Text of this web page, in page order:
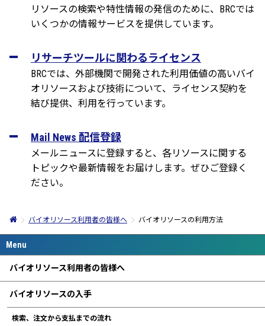
バイオリソース利用者の皆様へ
バイオリソースの入手
検索、注文から支払までの流れ
リソースの検索や特性情報の発信のために、BRCでは
いくつかの情報サービスを提供しています。
リサーチツールに関わるライセンス
BRCでは、外部機関で開発された利用価値の高いバイ
オリソースおよび技術について、ライセンス契約を
結び提供、利用を行っています。
Mail News 配信登録
メールニュースに登録すると、各リソースに関する
トピックや最新情報をお届けします。ぜひご登録く
ださい。
バイオリソース利用者の皆様へ バイオリソースの利用方法